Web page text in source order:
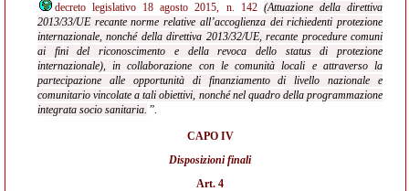
decreto legislativo 18 agosto 2015, n. 142 (Attuazione della direttiva
2013/33/UE recante norme relative all’accoglienza dei richiedenti protezione
internazionale, nonché della direttiva 2013/32/UE, recante procedure comuni
ai fini del riconoscimento e della revoca dello status di protezione
internazionale), in collaborazione con le comunità locali e attraverso la
partecipazione alle opportunità di finanziamento di livello nazionale e
comunitario vincolate a tali obiettivi, nonché nel quadro della programmazione
integrata socio sanitaria. ”.
CAPO IV
Disposizioni finali
Art. 4